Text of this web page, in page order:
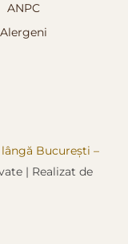
ANPC
Alergeni
București –
| Realizat de